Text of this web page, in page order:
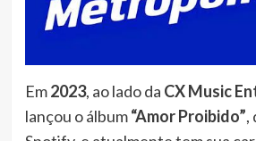
Em2023, ao lado da CX Music
lançou o álbum“Amor Proibido”,